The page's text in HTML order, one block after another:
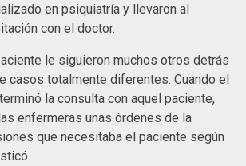
en psiquiatría y llevaron al
con el doctor.
le siguieron muchos otros detrás
casos totalmente diferentes. Cuando el
la consulta con aquel paciente,
enfermeras unas órdenes de la
que necesitaba el paciente según